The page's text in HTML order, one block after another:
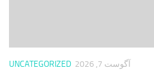
UNCATEGORIZED آگوست 7, 2026